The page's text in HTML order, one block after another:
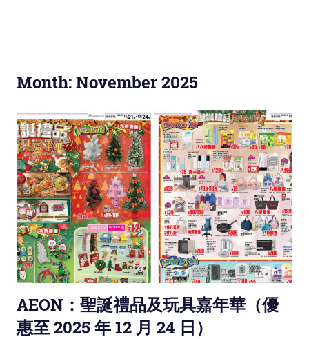
Month: November 2025
AEON：聖誕禮品及玩具嘉年華（優
惠至 2025 年 12 月 24 日）